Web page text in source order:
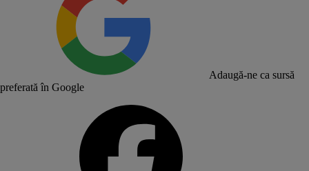
Adaugă-ne ca sursă
preferată în Google